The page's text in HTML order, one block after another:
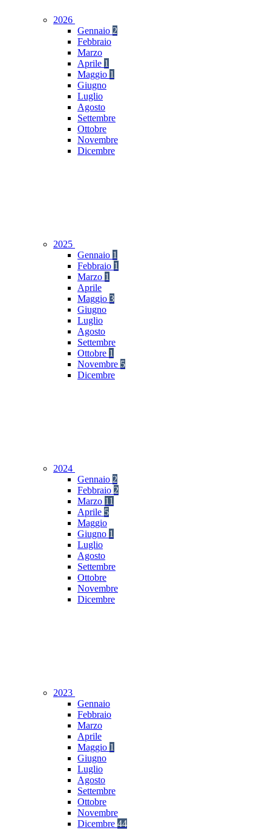
2026
Gennaio 2
Febbraio
Marzo
Aprile 1
Maggio 1
Giugno
Luglio
Agosto
Settembre
Ottobre
Novembre
Dicembre
2025
Gennaio 1
Febbraio 1
Marzo 1
Aprile
Maggio 3
Giugno
Luglio
Agosto
Settembre
Ottobre 1
Novembre 5
Dicembre
2024
Gennaio 2
Febbraio 2
Marzo 11
Aprile 5
Maggio
Giugno 1
Luglio
Agosto
Settembre
Ottobre
Novembre
Dicembre
2023
Gennaio
Febbraio
Marzo
Aprile
Maggio 1
Giugno
Luglio
Agosto
Settembre
Ottobre
Novembre
Dicembre 44